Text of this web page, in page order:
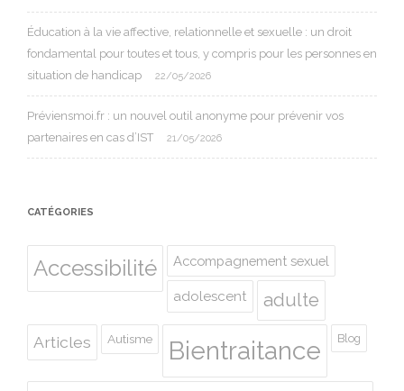
Éducation à la vie affective, relationnelle et sexuelle : un droit
fondamental pour toutes et tous, y compris pour les personnes en
situation de handicap
22/05/2026
Préviensmoi.fr : un nouvel outil anonyme pour prévenir vos
partenaires en cas d’IST
21/05/2026
CATÉGORIES
Accessibilité Accompagnement sexuel
adolescent adulte
Articles Autisme Bientraitance Blog